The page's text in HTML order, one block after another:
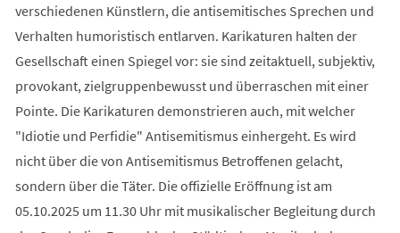
verschiedenen Künstlern, die antisemitisches Sprechen und
Verhalten humoristisch entlarven. Karikaturen halten der
Gesellschaft einen Spiegel vor: sie sind zeitaktuell, subjektiv,
provokant, zielgruppenbewusst und überraschen mit einer
Pointe. Die Karikaturen demonstrieren auch, mit welcher
"Idiotie und Perfidie" Antisemitismus einhergeht. Es wird
nicht über die von Antisemitismus Betroffenen gelacht,
sondern über die Täter. Die offizielle Eröffnung ist am
05.10.2025 um 11.30 Uhr mit musikalischer Begleitung durch